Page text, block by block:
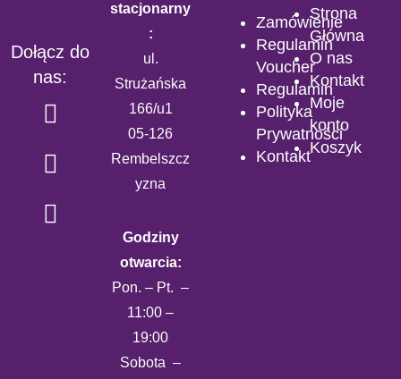
Dołącz do
nas:
stacjonarny
:
ul.
Strużańska
166/u1
05-126
Rembelszcz
yzna
Godziny
otwarcia:
Pon. – Pt. –
11:00 –
19:00
Sobota –
Zamówienie
Regulamin
Voucher
Regulamin
Polityka
Prywatności
Kontakt
Strona
Główna
O nas
Kontakt
Moje
konto
Koszyk